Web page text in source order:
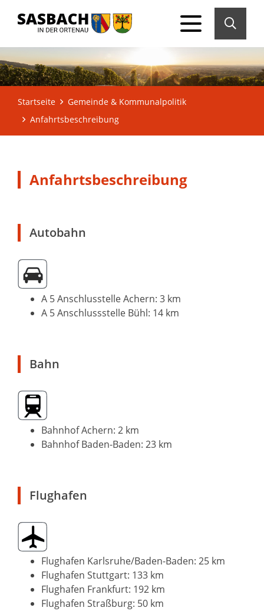
Startseite
Gemeinde & Kommunalpolitik
Anfahrtsbeschreibung
Anfahrtsbeschreibung
Autobahn
A 5 Anschlusstelle Achern: 3 km
A 5 Anschlussstelle Bühl: 14 km
Bahn
Bahnhof Achern: 2 km
Bahnhof Baden-Baden: 23 km
Flughafen
Flughafen Karlsruhe/Baden-Baden: 25 km
Flughafen Stuttgart: 133 km
Flughafen Frankfurt: 192 km
Flughafen Straßburg: 50 km